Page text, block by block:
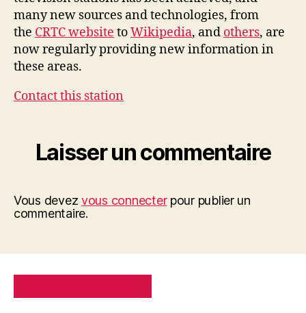
many new sources and technologies, from
the CRTC website toWikipedia, and others, are
now regularly providing new information in
these areas.
Contact this station
Laisser un commentaire
Vous devezvous connecterpour publier un
commentaire.